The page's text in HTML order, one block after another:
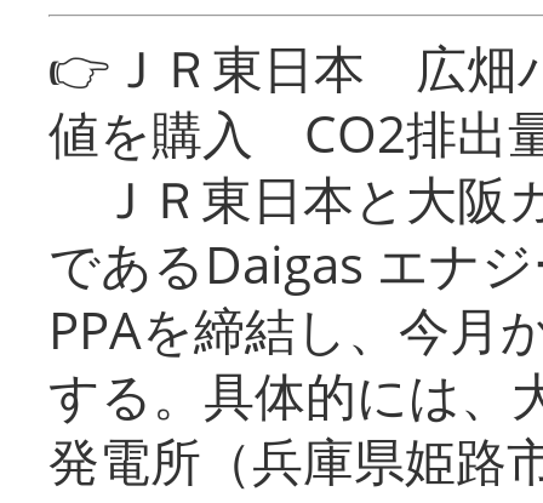
👉ＪＲ東日本 広畑
値を購入 CO2排出
ＪＲ東日本と大阪
であるDaigas エナ
PPAを締結し、今月
する。具体的には、
発電所（兵庫県姫路